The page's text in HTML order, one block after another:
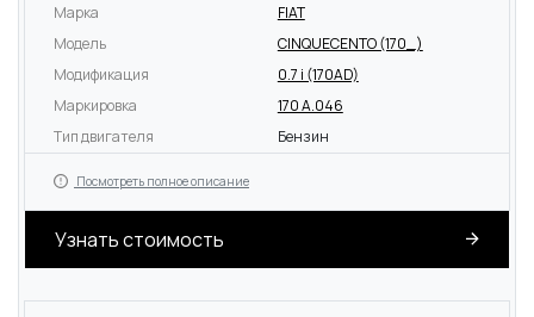
Марка
FIAT
Модель
CINQUECENTO (170_)
Модификация
0.7 i (170AD)
Маркировка
170 A.046
Тип двигателя
Бензин
Посмотреть полное описание
Узнать стоимость